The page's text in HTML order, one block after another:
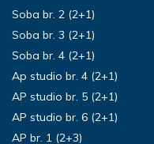
Soba br. 2 (2+1)
Soba br. 3 (2+1)
Soba br. 4 (2+1)
Ap studio br. 4 (2+1)
AP studio br. 5 (2+1)
AP studio br. 6 (2+1)
AP br. 1 (2+3)